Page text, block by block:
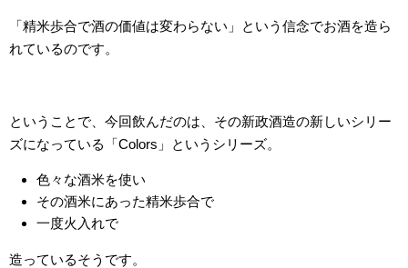
「精米歩合で酒の価値は変わらない」という信念でお酒を造ら
れているのです。
ということで、今回飲んだのは、その新政酒造の新しいシリー
ズになっている「Colors」というシリーズ。
色々な酒米を使い
その酒米にあった精米歩合で
一度火入れで
造っているそうです。